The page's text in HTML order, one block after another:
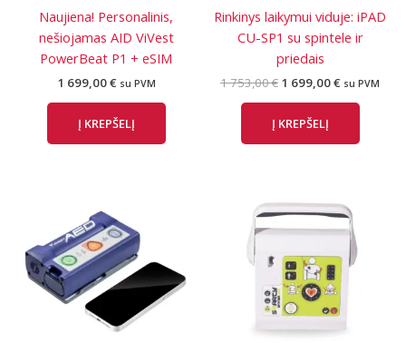
Naujiena! Personalinis,
nešiojamas AID ViVest
PowerBeat P1 + eSIM
1 699,00€ su PVM
Į KREPŠELĮ
Rinkinys laikymui viduje: iPAD
CU-SP1 su spintele ir
priedais
1 753,00€ Original
1
753,00 €.
1 699,00€ Current
699,00 €.
su PVM
Į KREPŠELĮ